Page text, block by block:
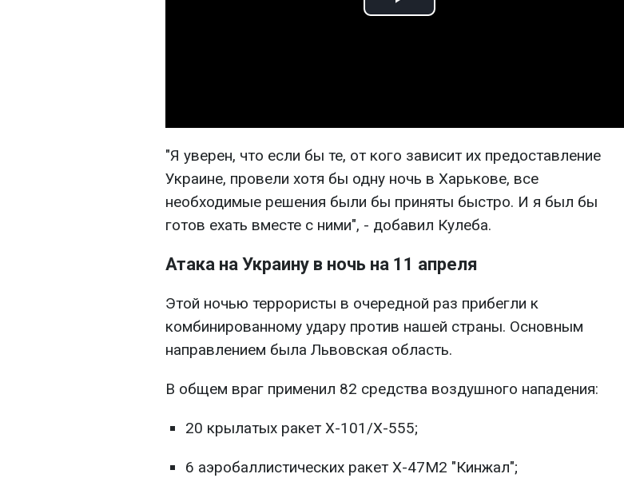
Play
"Я уверен, что если бы те, от кого зависит их предоставление
Украине, провели хотя бы одну ночь в Харькове, все
необходимые решения были бы приняты быстро. И я был бы
готов ехать вместе с ними", - добавил Кулеба.
Атака на Украину в ночь на 11 апреля
Этой ночью террористы в очередной раз прибегли к
комбинированному удару против нашей страны. Основным
направлением была Львовская область.
В общем враг применил 82 средства воздушного нападения:
20 крылатых ракет Х-101/Х-555;
6 аэробаллистических ракет Х-47М2 "Кинжал";